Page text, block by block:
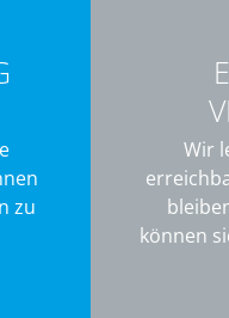
zu
Wir
können